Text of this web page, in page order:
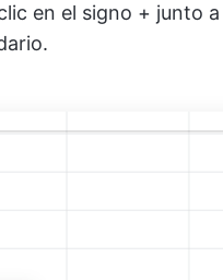
en el signo + junto